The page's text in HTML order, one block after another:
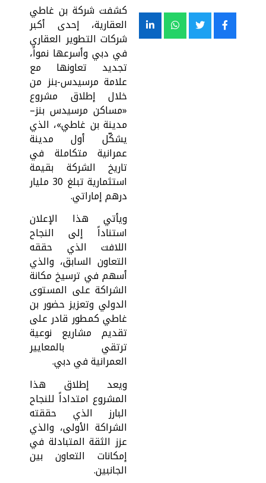
كشفت شركة بن غاطي
العقارية، إحدى أكبر
شركات التطوير العقاري
في دبي وأسرعها نمواً،
تجديد تعاونها مع
علامة مرسيدس-بنز من
خلال إطلاق مشروع
«مساكن مرسيدس بنز–
مدينة بن غاطي»، الذي
يشكّل أول مدينة
عمرانية متكاملة في
تاريخ الشركة بقيمة
استثمارية تبلغ 30 مليار
درهم إماراتي.
ويأتي هذا الإعلان
استناداً إلى النجاح
اللافت الذي حققه
التعاون السابق، والذي
أسهم في ترسيخ مكانة
الشراكة على المستوى
الدولي وتعزيز حضور بن
غاطي كمطور قادر على
تقديم مشاريع نوعية
ترتقي بالمعايير
العمرانية في دبي.
ويعد إطلاق هذا
المشروع امتداداً للنجاح
البارز الذي حققته
الشراكة الأولى، والذي
عزز الثقة المتبادلة في
إمكانات التعاون بين
الجانبين.